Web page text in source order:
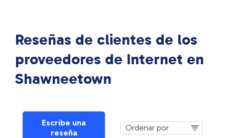
Reseñas de clientes de los
proveedores de Internet en
Shawneetown
Escribe una
reseña